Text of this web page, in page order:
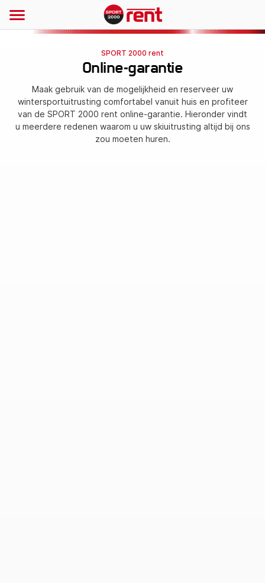
SPORT 2000 rent
Online-garantie
Maak gebruik van de mogelijkheid en reserveer uw
wintersportuitrusting comfortabel vanuit huis en profiteer
van de SPORT 2000 rent online-garantie. Hieronder vindt
u meerdere redenen waarom u uw skiuitrusting altijd bij ons
zou moeten huren.